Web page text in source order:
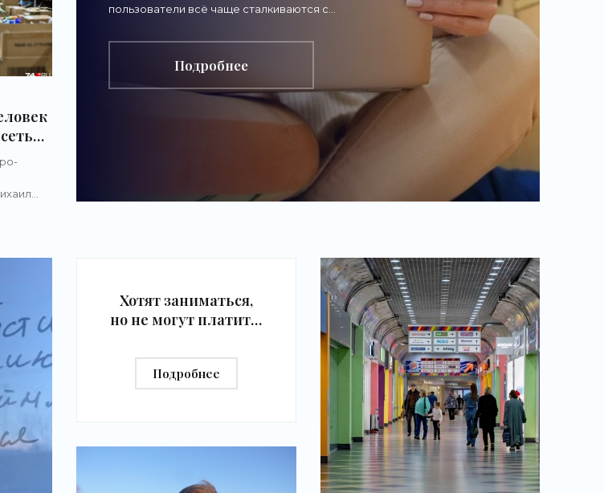
пользователи всё чаще сталкиваются с
маркетплейсами — сайты
Подробнее
-
Хотят заниматься,
но не могут платить.
студии — о том, как
выживает малый
Подробнее